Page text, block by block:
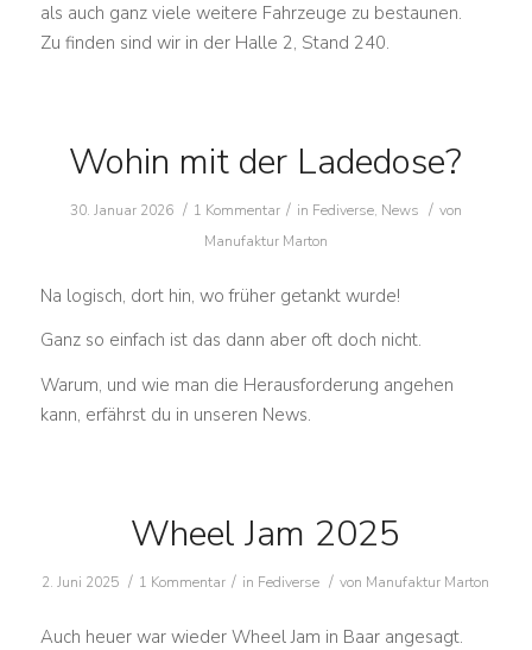
als auch ganz viele weitere Fahrzeuge zu bestaunen.
Zu finden sind wir in der Halle 2, Stand 240.
Wohin mit der Ladedose?
30. Januar 2026 / 1 Kommentar / in Fediverse, News / von
Manufaktur Marton
Na logisch, dort hin, wo früher getankt wurde!
Ganz so einfach ist das dann aber oft doch nicht.
Warum, und wie man die Herausforderung angehen
kann, erfährst du in unseren News.
Wheel Jam 2025
2. Juni 2025 / 1 Kommentar / in Fediverse / von Manufaktur Marton
Auch heuer war wieder Wheel Jam in Baar angesagt.